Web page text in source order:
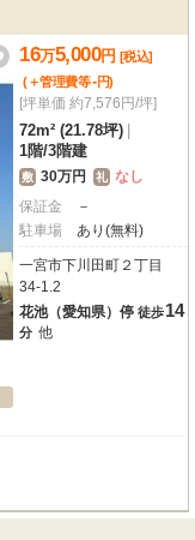
16万5,000円 [税込]
(＋管理費等-円)
[坪単価 約7,576円/坪]
72m² (21.78坪)
1階/3階建
敷 30万円 礼 なし
保証金
－
駐車場
あり(無料)
一宮市下川田町２丁目
34-1.2
花池（愛知県）停 徒歩14
分 他